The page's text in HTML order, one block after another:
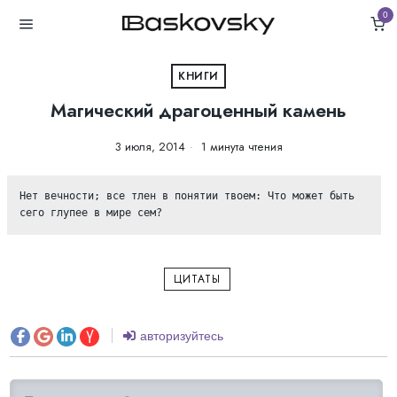
0
КНИГИ
Магический драгоценный камень
3 июля, 2014 1 минута чтения
Нет вечности; все тлен в понятии твоем: Что может быть
сего глупее в мире сем?
ЦИТАТЫ
авторизуйтесь